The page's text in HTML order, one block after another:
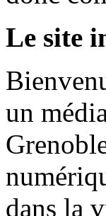
Le site
un
dans la